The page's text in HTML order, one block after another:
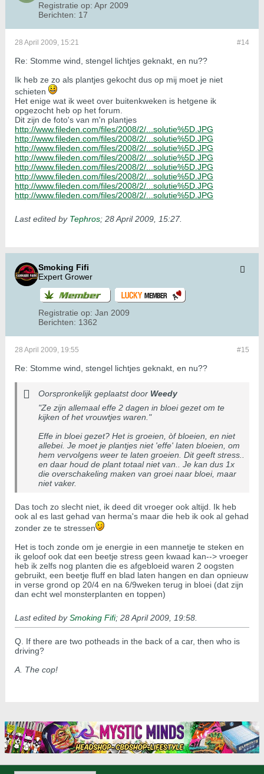
Registratie op: Apr 2009
Berichten: 17
#14
28 April 2009, 15:21
Re: Stomme wind, stengel lichtjes geknakt, en nu??
Ik heb ze zo als plantjes gekocht dus op mij moet je niet
schieten
Het enige wat ik weet over buitenkweken is hetgene ik
opgezocht heb op het forum.
Dit zijn de foto's van m'n plantjes
http://www.fileden.com/files/2008/2/...solutie%5D.JPG
http://www.fileden.com/files/2008/2/...solutie%5D.JPG
http://www.fileden.com/files/2008/2/...solutie%5D.JPG
http://www.fileden.com/files/2008/2/...solutie%5D.JPG
http://www.fileden.com/files/2008/2/...solutie%5D.JPG
http://www.fileden.com/files/2008/2/...solutie%5D.JPG
http://www.fileden.com/files/2008/2/...solutie%5D.JPG
http://www.fileden.com/files/2008/2/...solutie%5D.JPG
Last edited by Tephros; 28 April 2009, 15:27.
Smoking Fifi
Expert Grower
Registratie op: Jan 2009
Berichten: 1362
#15
28 April 2009, 19:55
Re: Stomme wind, stengel lichtjes geknakt, en nu??
Oorspronkelijk geplaatst door Weedy
"Ze zijn allemaal effe 2 dagen in bloei gezet om te
kijken of het vrouwtjes waren."
Effe in bloei gezet? Het is groeien, òf bloeien, en niet
allebei. Je moet je plantjes niet 'effe' laten bloeien, om
hem vervolgens weer te laten groeien. Dit geeft stress..
en daar houd de plant totaal niet van.. Je kan dus 1x
die overschakeling maken van groei naar bloei, maar
niet vaker.
Das toch zo slecht niet, ik deed dit vroeger ook altijd. Ik heb
ook al es last gehad van herma's maar die heb ik ook al gehad
zonder ze te stressen
Het is toch zonde om je energie in een mannetje te steken en
ik geloof ook dat een beetje stress geen kwaad kan--> vroeger
heb ik zelfs nog planten die es afgebloeid waren 2 oogsten
gebruikt, een beetje fluff en blad laten hangen en dan opnieuw
in verse grond op 20/4 en na 6/9weken terug in bloei (dat zijn
dan echt wel monsterplanten en toppen)
Last edited bySmoking Fifi; 28 April 2009, 19:58
Q. If there are two potheads in the back of a car, then who is
driving?
A. The cop!